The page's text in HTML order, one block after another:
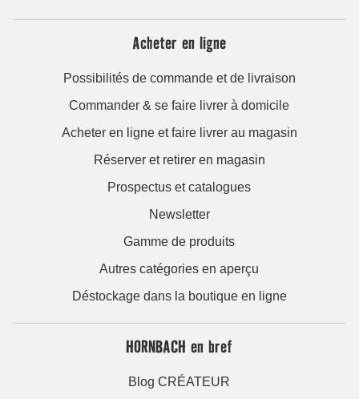
Acheter en ligne
Possibilités de commande et de livraison
Commander & se faire livrer à domicile
Acheter en ligne et faire livrer au magasin
Réserver et retirer en magasin
Prospectus et catalogues
Newsletter
Gamme de produits
Autres catégories en aperçu
Déstockage dans la boutique en ligne
HORNBACH en bref
Blog CRÉATEUR